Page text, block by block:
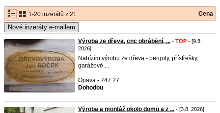
1-20 inzerátů z 21 Cena
Nové inzeráty e-mailem
Výroba ze dřeva, cnc obrábění, ... - TOP - [9.8.
2026]
Nabízím výrobu ze dřeva - pergoly, přístřešky,
garážové ...
Opava - 747 27
Dohodou
Výroba a montáž okolo domů a z ... - [3.8. 2026]